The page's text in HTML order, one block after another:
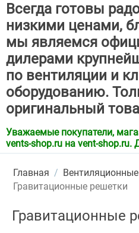
Всегда готовы
низкими ценами,
мы являемся
дилерами
по вентиляции и
оборудованию.
оригинальный
Уважаемые покупатели,
vents-shop.ru на vent-shop.ru.
Главная /
Гравитационные решетки
Гравитационные